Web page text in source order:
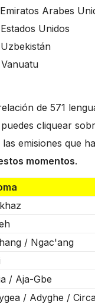
Arabes
Unidos
de 571
cliquear
emisiones que
momentos.
/ Ngac'ang
/ Aja-Gbe
/ Adyghe /